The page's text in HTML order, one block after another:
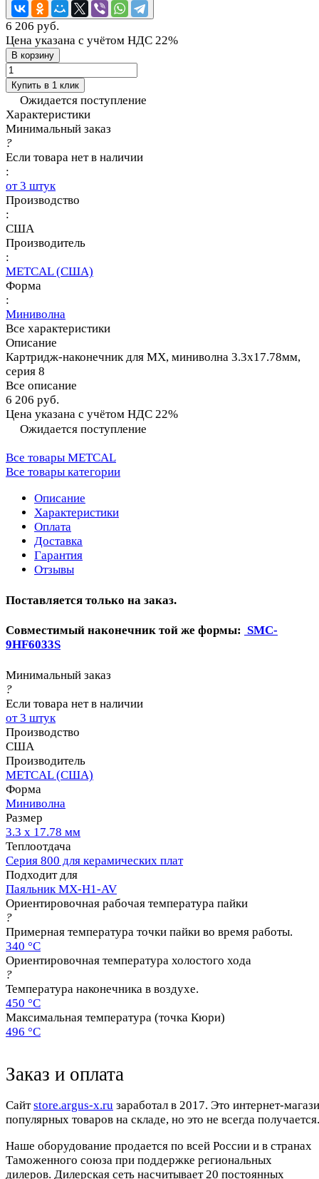
6 206 руб.
Цена указана с учётом НДС 22%
В корзину
Купить в 1 клик
Ожидается поступление
Характеристики
Минимальный заказ
?
Если товара нет в наличии
:
от 3 штук
Производство
:
США
Производитель
:
METCAL (США)
Форма
:
Миниволна
Все характеристики
Описание
Картридж-наконечник для MX, миниволна 3.3х17.78мм,
серия 8
Все описание
6 206 руб.
Цена указана с учётом НДС 22%
Ожидается поступление
Все товары METCAL
Все товары категории
Описание
Характеристики
Оплата
Доставка
Гарантия
Отзывы
Поставляется только на заказ.
Совместимый наконечник той же формы: SMC-
9HF6033S
Минимальный заказ
?
Если товара нет в наличии
от 3 штук
Производство
США
Производитель
METCAL (США)
Форма
Миниволна
Размер
3.3 x 17.78 мм
Теплоотдача
Серия 800 для керамических плат
Подходит для
Паяльник MX-H1-AV
Ориентировочная рабочая температура пайки
?
Примерная температура точки пайки во время работы.
340 °C
Ориентировочная температура холостого хода
?
Температура наконечника в воздухе.
450 °C
Максимальная температура (точка Кюри)
496 °C
Заказ и оплата
Cайтstore.argus-x.ru заработал в 2017. Это интернет-
популярных товаров на складе, но это не всегда
Наше оборудование продается по всей России и в странах
Таможенного союза при поддержке региональных
дилеров. Дилерская сеть насчитывает 20 постоянных